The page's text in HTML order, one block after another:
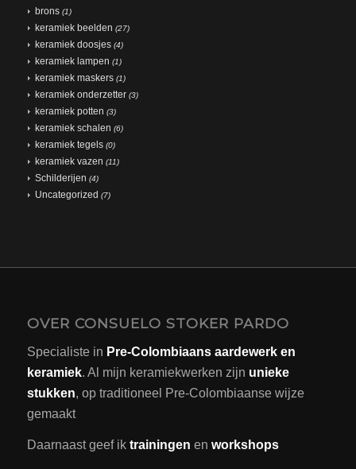
brons (1)
keramiek beelden (27)
keramiek doosjes (4)
keramiek lampen (1)
keramiek maskers (1)
keramiek onderzetter (3)
keramiek potten (3)
keramiek schalen (6)
keramiek tegels (0)
keramiek vazen (11)
Schilderijen (4)
Uncategorized (7)
OVER CONSUELO STOKER PARDO
Specialiste in Pre-Colombiaans aardewerk en
keramiek. Al mijn keramiekwerken zijn unieke
stukken, op traditioneel Pre-Colombiaanse wijze
gemaakt
Daarnaast geef ik trainingen en workshops